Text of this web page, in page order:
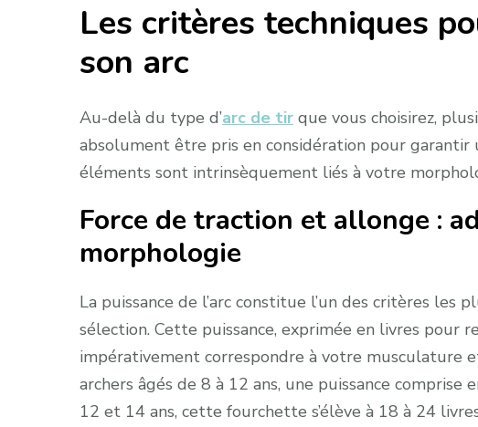
Les critères techniques
son arc
Au-delà du type d’arc de tir que vous choisirez,
absolument être pris en considération pour garantir
éléments sont intrinsèquement liés à votre
Force de traction et allonge :
morphologie
La puissance de l’arc constitue l’un des critères les
sélection. Cette puissance, exprimée en livres pour
impérativement correspondre à votre musculature
archers âgés de 8 à 12 ans, une puissance
12 et 14 ans, cette fourchette s’élève à 18 à 24